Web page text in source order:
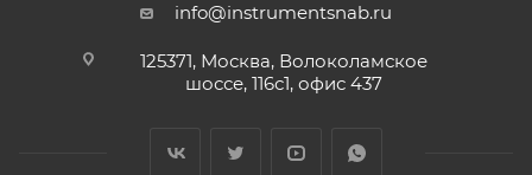
info@instrumentsnab.ru
125371, Москва, Волоколамское
шоссе, 116с1, офис 437